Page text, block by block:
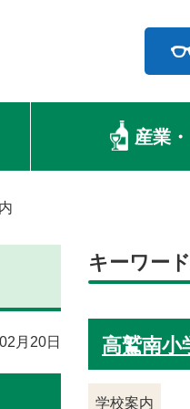
産業
月20日
キーワー
高鷲南小
学校案内